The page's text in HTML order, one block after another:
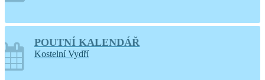
POUTNÍ KALENDÁŘ
Kostelní Vydří